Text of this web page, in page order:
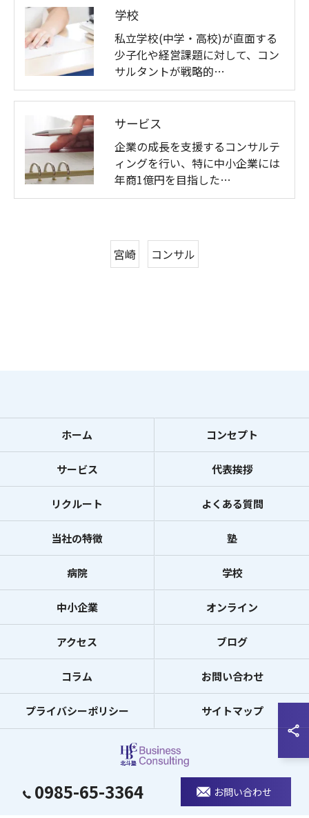
学校
私立学校(中学・高校)が直面する
少子化や経営課題に対して、コン
サルタントが戦略的…
サービス
企業の成長を支援するコンサルテ
ィングを行い、特に中小企業には
年商1億円を目指した…
宮崎 コンサル
0985-65-3364 お問い合わせ
ホーム コンセプト
サービス 代表挨拶
リクルート よくある質問
当社の特徴 塾
病院 学校
中小企業 オンライン
アクセス ブログ
コラム お問い合わせ
プライバシーポリシー サイトマップ
© 2026 宮崎のコンサルなら北斗塾 Business Consulting ALL RIGHTS
RESERVED.